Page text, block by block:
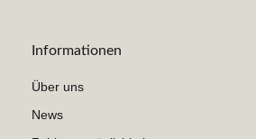
Informationen
Über uns
News